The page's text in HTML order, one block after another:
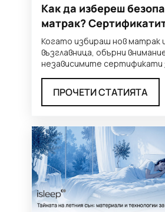
Как да избереш
матрак?
трябва да познаваш
Когато избираш нов матрак
възглавница, обърни
независимите сертификати
ПРОЧЕТИ СТАТИЯТА